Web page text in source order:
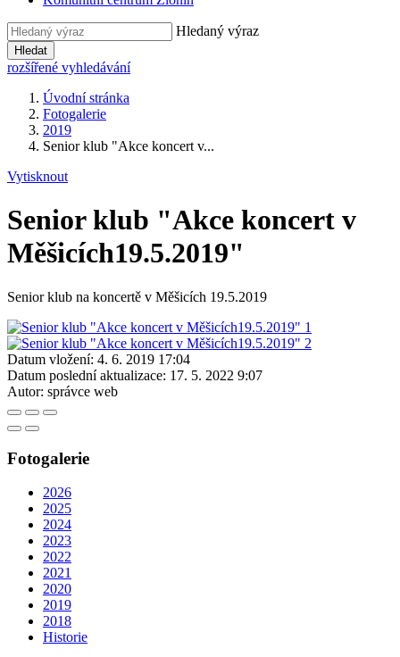
Hledaný výraz
Hledat
rozšířené vyhledávání
Úvodní stránka
Fotogalerie
2019
Senior klub "Akce koncert v...
Vytisknout
Senior klub "Akce koncert v
Měšicích19.5.2019"
Senior klub na koncertě v Měšicích 19.5.2019
Datum vložení: 4. 6. 2019 17:04
Datum poslední aktualizace: 17. 5. 2022 9:07
Autor: správce web
Fotogalerie
2026
2025
2024
2023
2022
2021
2020
2019
2018
Historie